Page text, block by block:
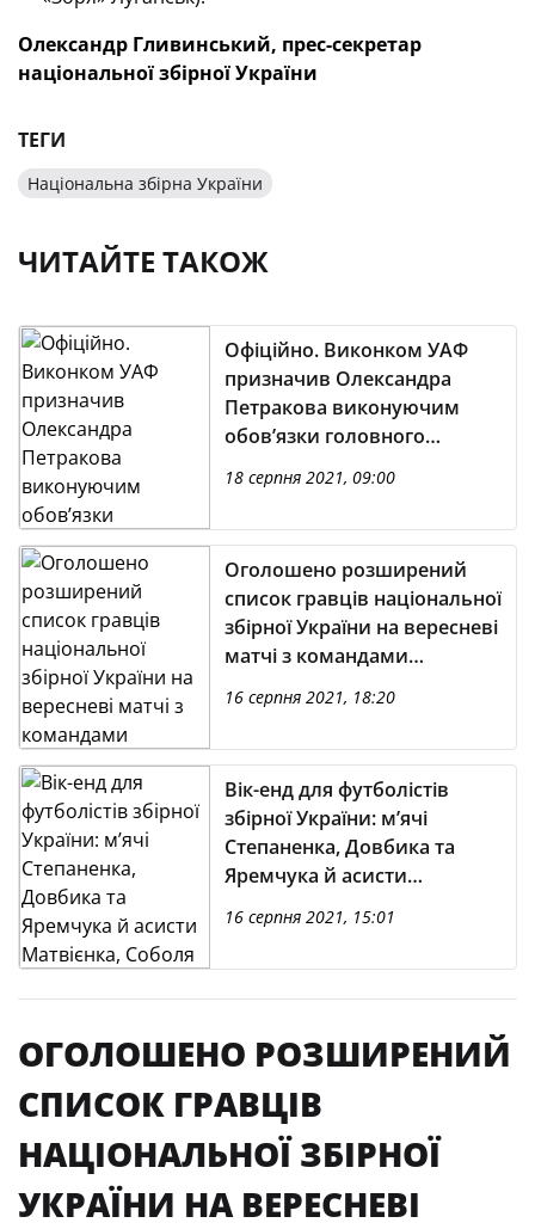
Олександр Гливинський, прес-секретар
національної збірної України
ТЕГИ
Національна збірна України
ЧИТАЙТЕ ТАКОЖ
Офіційно. Виконком УАФ
призначив Олександра
Петракова виконуючим
обов’язки головного
збірної України
18 серпня 2021, 09:00
Оголошено розширений
список гравців національної
збірної України на вересневі
матчі з командами
16 серпня 2021, 18:20
Вік-енд для футболістів
збірної України: м’ячі
Степаненка, Довбика та
Яремчука й асисти
Кривцова
16 серпня 2021, 15:01
ОГОЛОШЕНО РОЗШИРЕНИЙ
СПИСОК ГРАВЦІВ
НАЦІОНАЛЬНОЇ ЗБІРНОЇ
УКРАЇНИ НА ВЕРЕСНЕВІ